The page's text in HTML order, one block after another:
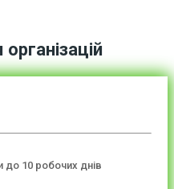
10 робочих днів